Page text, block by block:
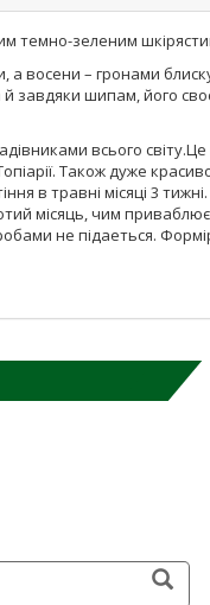
темно-зеленим
восени – гронами
завдяки шипам, його
всього
Також дуже
в травні місяці 3
місяць, чим
не підаеться.